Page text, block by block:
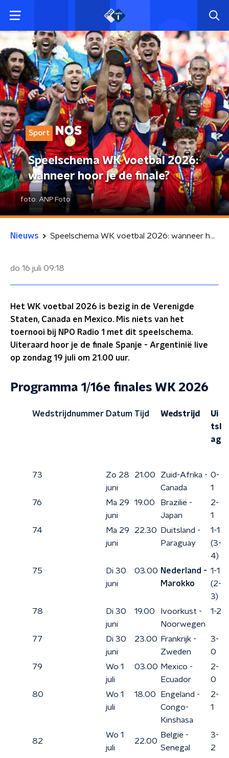
Sport
Speelschema WK voetbal 2026:
wanneer hoor je de finale?
foto: ANP Foto
Nieuws Speelschema WK voetbal 2026: wanneer hoor je de finale?
do 16 juli 09:18
Het WK voetbal 2026 is bezig in de Verenigde
Staten, Canada en Mexico. Mis niets van het
toernooi bij NPO Radio 1 met dit speelschema.
Uiteraard hoor je de finale Spanje - Argentinië live
op zondag 19 juli om 21.00 uur.
Programma 1/16e finales WK 2026
Wedstrijdnummer Datum Tijd Wedstrijd
Ui
tsl
ag
73
Zo 28
juni
21.00
Zuid-Afrika -
Canada
0-
1
76
Ma 29
juni
19.00
Brazilië -
Japan
2-
1
74
Ma 29
juni
22.30
Duitsland -
Paraguay
1-1
(3-
4)
75
Di 30
juni
03.00 Nederland -
Marokko
1-1
(2-
3)
78
Di 30
juni
19.00
Ivoorkust -
Noorwegen
1-2
77
Di 30
juni
23.00
Frankrijk -
Zweden
3-
0
79
Wo 1
juli
03.00 Mexico -
Ecuador
2-
0
80
Wo 1
juli
18.00
Engeland -
Congo-
Kinshasa
2-
1
82
Wo 1
juli
22.00
België -
Senegal
3-
2